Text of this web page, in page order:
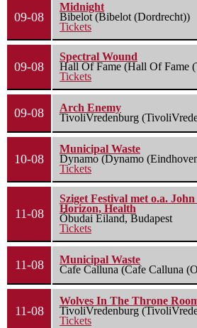
09-08
Midnight
Bibelot (Bibelot (Dordrecht))
Tickets
09-08
Spectral Wound
Hall Of Fame (Hall Of Fame
Tickets
09-08
Arch Enemy
TivoliVredenburg
10-08
Municipal Waste
Dynamo (Dynamo
Tickets
11-08
Sziget Festival met o.a.
Horizon, Health
Óbudai Eiland, Budapest
Tickets
11-08
Municipal Waste
Cafe Calluna (Cafe Calluna
11-08
Wolves In The Throne
TivoliVredenburg
Tickets